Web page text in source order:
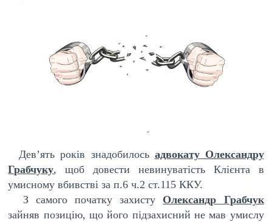
Дев’ять років знадобилось адвокату Олександру
Грабчуку, щоб довести невинуватість Клієнта в
умисному вбивстві за п.6 ч.2 ст.115 ККУ.
З самого початку захисту Олександр Грабчук
зайняв позицію, що його підзахисний не мав умислу